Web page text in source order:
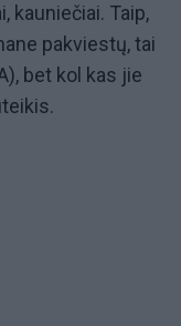
kauniečiai. Taip,
pakviestų, tai
bet kol kas jie